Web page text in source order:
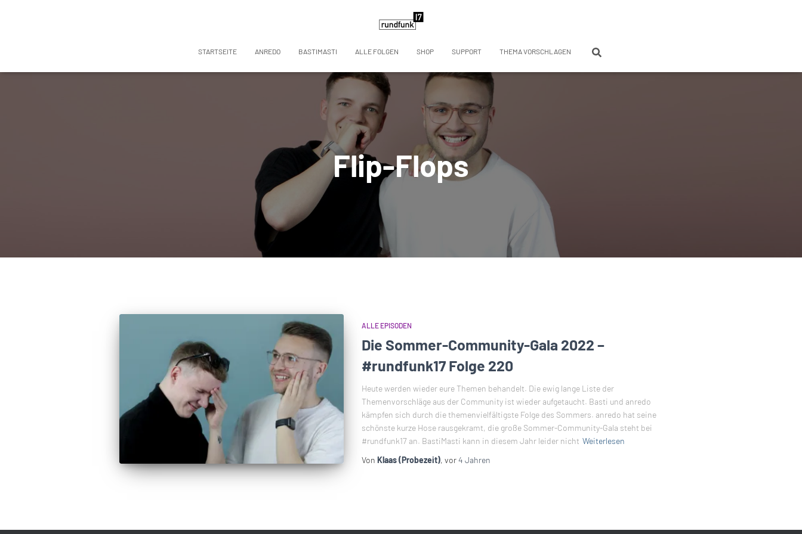
STARTSEITE ANREDO BASTIMASTI ALLE FOLGEN SHOP SUPPORT THEMA VORSCHLAGEN
Flip-Flops
ALLE EPISODEN
Die Sommer-Community-Gala 2022 –
#rundfunk17 Folge 220
Heute werden wieder eure Themen behandelt. Die ewig lange Liste der
Themenvorschläge aus der Community ist wieder aufgetaucht. Basti und anredo
kämpfen sich durch die themenvielfältigste Folge des Sommers. anredo hat seine
schönste kurze Hose rausgekramt, die große Sommer-Community-Gala steht bei
#rundfunk17 an. BastiMasti kann in diesem Jahr leider nicht Weiterlesen
Von Klaas (Probezeit), vor4 Jahren